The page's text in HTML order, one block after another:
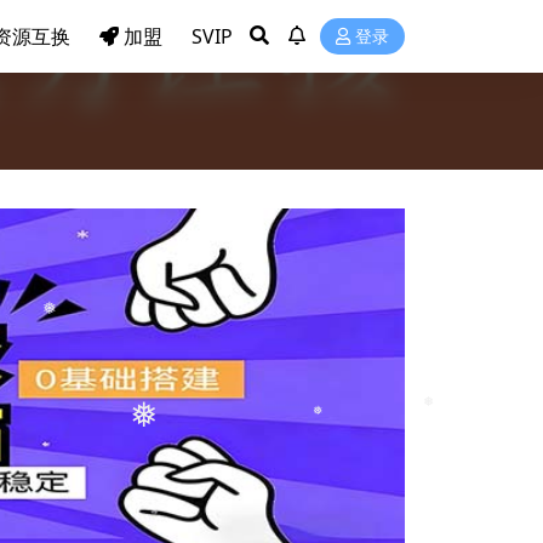
❅
❅
源互换 加盟 SVIP 登录